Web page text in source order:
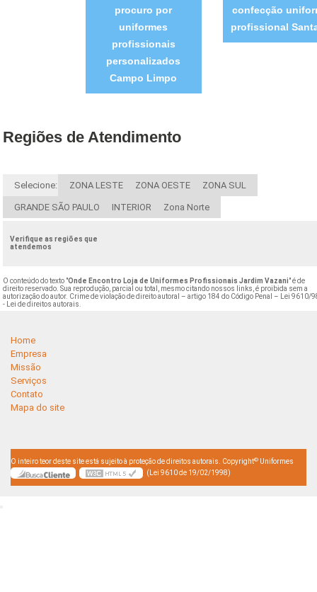
procuro por
uniformes
profissionais
personalizados
Campo Limpo
confecção
profissional
Regiões de Atendimento
Selecione: ZONA LESTE ZONA OESTE ZONA SUL
GRANDE SÃO PAULO INTERIOR Zona Norte
Verifique as regiões que
atendemos
O conteúdo do texto "Onde Encontro Loja de Uniformes Profissionais Jardim Vazani" é de
direito reservado. Sua reprodução, parcial ou total, mesmo citando nossos links, é proibida sem a
autorização do autor. Crime de violação de direito autoral – artigo 184 do Código Penal –
Lei 9610/
- Lei de direitos autorais
Home
Empresa
Missão
Serviços
Contato
Mapa do site
O inteiro teor deste site está sujeito à proteção de direitos autorais. Copyright© Uniformes
(Lei 9610 de 19/02/1998)